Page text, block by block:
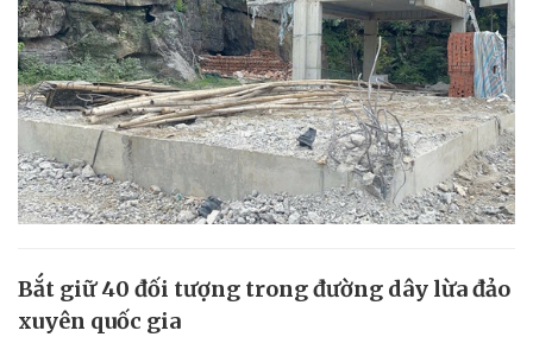
Bắt giữ 40 đối tượng trong đường dây lừa đảo
xuyên quốc gia